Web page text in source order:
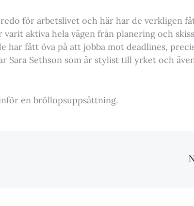
för arbetslivet och här har de verkligen
aktiva hela vägen från planering och
har fått öva på att jobba mot deadlines,
Sara Sethson som är stylist till yrket och
en bröllopsuppsättning.